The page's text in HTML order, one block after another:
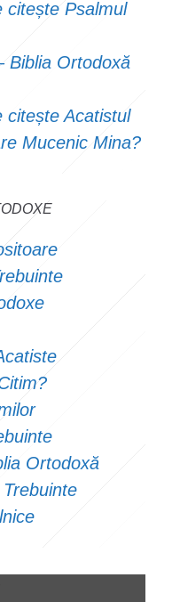
citește Psalmul
Biblia Ortodoxă
citește Acatistul
Mucenic Mina?
Ortodoxă